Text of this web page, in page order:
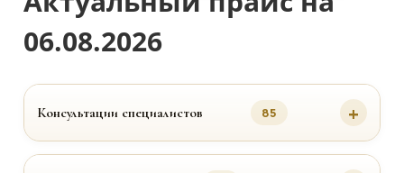
06.08.2026
Консультации специалистов 85